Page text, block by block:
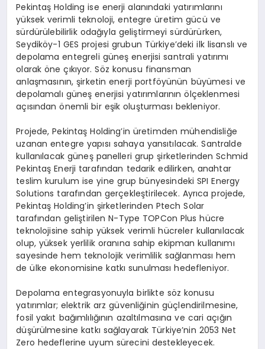
Pekintaş Holding ise enerji alanındaki yatırımlarını
yüksek verimli teknoloji, entegre üretim gücü ve
sürdürülebilirlik odağıyla geliştirmeyi sürdürürken,
Seydiköy-1 GES projesi grubun Türkiye’deki ilk lisanslı ve
depolama entegreli güneş enerjisi santrali yatırımı
olarak öne çıkıyor. Söz konusu finansman
anlaşmasının, şirketin enerji portföyünün büyümesi ve
depolamalı güneş enerjisi yatırımlarının ölçeklenmesi
açısından önemli bir eşik oluşturması bekleniyor.
Projede, Pekintaş Holding’in üretimden mühendisliğe
uzanan entegre yapısı sahaya yansıtılacak. Santralde
kullanılacak güneş panelleri grup şirketlerinden Schmid
Pekintaş Enerji tarafından tedarik edilirken, anahtar
teslim kurulum ise yine grup bünyesindeki SPI Energy
Solutions tarafından gerçekleştirilecek. Ayrıca projede,
Pekintaş Holding’in şirketlerinden Ptech Solar
tarafından geliştirilen N-Type TOPCon Plus hücre
teknolojisine sahip yüksek verimli hücreler kullanılacak
olup, yüksek yerlilik oranına sahip ekipman kullanımı
sayesinde hem teknolojik verimlilik sağlanması hem
de ülke ekonomisine katkı sunulması hedefleniyor.
Depolama entegrasyonuyla birlikte söz konusu
yatırımlar; elektrik arz güvenliğinin güçlendirilmesine,
fosil yakıt bağımlılığının azaltılmasına ve cari açığın
düşürülmesine katkı sağlayarak Türkiye’nin 2053 Net
Zero hedeflerine uyum sürecini destekleyecek.